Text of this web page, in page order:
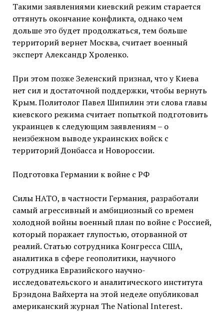
Такими заявлениями киевский режим старается
оттянуть окончание конфликта, однако чем
дольше это будет продолжаться, тем больше
территорий вернет Москва, считает военный
эксперт Александр Хроленко.
При этом позже Зеленский признал, что у Киева
нет сил и достаточной поддержки, чтобы вернуть
Крым. Политолог Павел Шипилин эти слова главы
киевского режима считает попыткой подготовить
украинцев к следующим заявлениям – о
неизбежном выводе украинских войск с
территорий Донбасса и Новороссии.
Подготовка Германии к войне с РФ
Силы НАТО, в частности Германия, разработали
самый агрессивный и амбициозный со времен
холодной войны военный план по войне с Россией,
который поражает глупостью, оторванной от
реалий. Статью сотрудника Конгресса США,
аналитика в сфере геополитики, научного
сотрудника Евразийского научно-
исследовательского и аналитического института
Брэндона Вайхерта на этой неделе опубликовал
американский журнал The National Interest.